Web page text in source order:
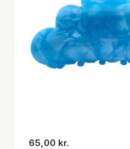
65,00 kr.